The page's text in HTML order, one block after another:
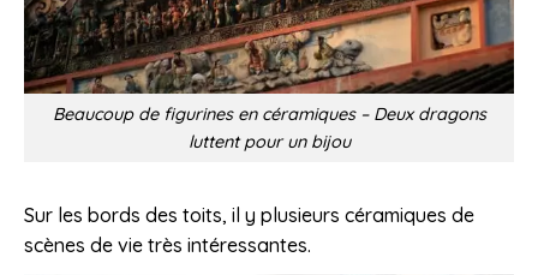
Beaucoup de figurines en céramiques – Deux dragons
luttent pour un bijou
Sur les bords des toits, il y plusieurs céramiques de
scènes de vie très intéressantes.